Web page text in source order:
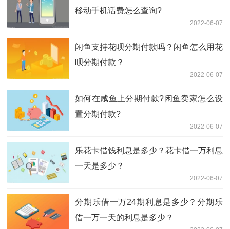
移动手机话费怎么查询?
2022-06-07
闲鱼支持花呗分期付款吗？闲鱼怎么用花
呗分期付款？
2022-06-07
如何在咸鱼上分期付款?闲鱼卖家怎么设
置分期付款?
2022-06-07
乐花卡借钱利息是多少？花卡借一万利息
一天是多少？
2022-06-07
分期乐借一万24期利息是多少？分期乐
借一万一天的利息是多少？